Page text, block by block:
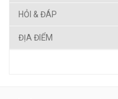
HỎI & ĐÁP
ĐỊA ĐIỂM